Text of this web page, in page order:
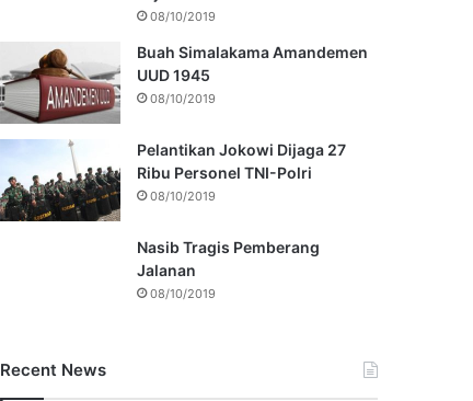
08/10/2019
Buah Simalakama Amandemen
UUD 1945
08/10/2019
Pelantikan Jokowi Dijaga 27
Ribu Personel TNI-Polri
08/10/2019
Nasib Tragis Pemberang
Jalanan
08/10/2019
Recent News